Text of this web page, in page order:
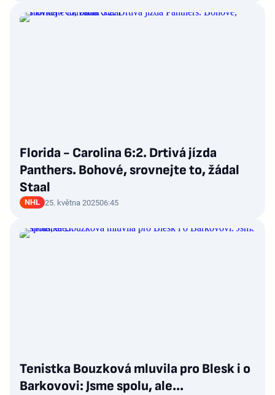
Florida - Carolina 6:2. Drtivá jízda
Panthers. Bohové, srovnejte to, žádal
Staal
NHL 25. května 202506:45
Tenistka Bouzková mluvila pro Blesk i o
Barkovovi: Jsme spolu, ale...